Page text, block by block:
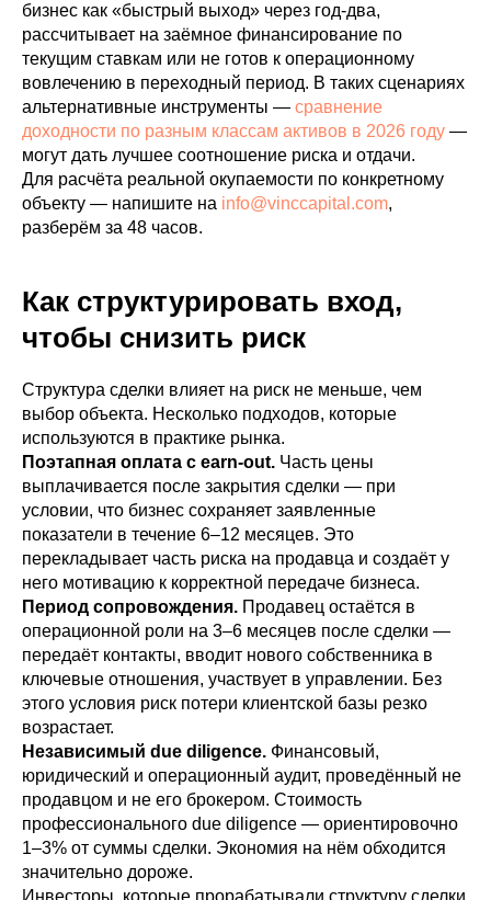
бизнес как «быстрый выход» через год-два,
рассчитывает на заёмное финансирование по
текущим ставкам или не готов к операционному
вовлечению в переходный период. В таких сценариях
альтернативные инструменты — сравнение
доходности по разным классам активов в 2026 году —
могут дать лучшее соотношение риска и отдачи.
Для расчёта реальной окупаемости по конкретному
объекту — напишите на info@vinccapital.com,
разберём за 48 часов.
Как структурировать вход,
чтобы снизить риск
Структура сделки влияет на риск не меньше, чем
выбор объекта. Несколько подходов, которые
используются в практике рынка.
Поэтапная оплата с earn-out. Часть цены
выплачивается после закрытия сделки — при
условии, что бизнес сохраняет заявленные
показатели в течение 6–12 месяцев. Это
перекладывает часть риска на продавца и создаёт у
него мотивацию к корректной передаче бизнеса.
Период сопровождения. Продавец остаётся в
операционной роли на 3–6 месяцев после сделки —
передаёт контакты, вводит нового собственника в
ключевые отношения, участвует в управлении. Без
этого условия риск потери клиентской базы резко
возрастает.
Независимый due diligence. Финансовый,
юридический и операционный аудит, проведённый не
продавцом и не его брокером. Стоимость
профессионального due diligence — ориентировочно
1–3% от суммы сделки. Экономия на нём обходится
значительно дороже.
Инвесторы, которые прорабатывали структуру сделки